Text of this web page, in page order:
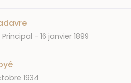
DATE
16 janvier 1899
1934